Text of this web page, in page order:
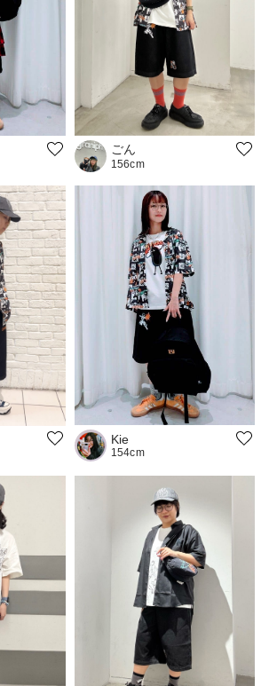
ごん
156cm
Kie
154cm